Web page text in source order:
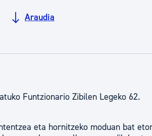
Araudia
Funtzionario Zibilen Legeko 62.
eta hornitzeko moduan bat